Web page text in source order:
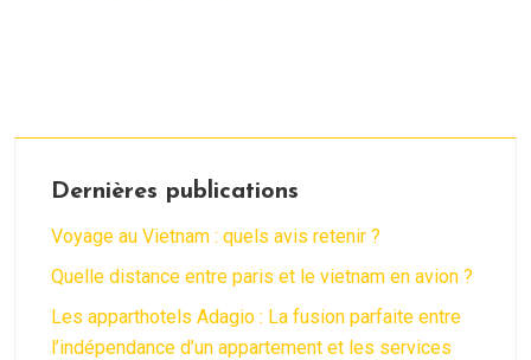
Dernières publications
Voyage au Vietnam : quels avis retenir ?
Quelle distance entre paris et le vietnam en avion ?
Les apparthotels Adagio : La fusion parfaite entre
l’indépendance d’un appartement et les services